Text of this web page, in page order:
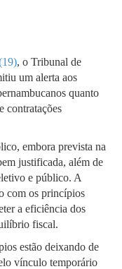
, o Tribunal de
um alerta aos
quanto
contratações
embora prevista na
justificada, além de
e público. A
com os princípios
a eficiência dos
fiscal.
estão deixando de
vínculo temporário